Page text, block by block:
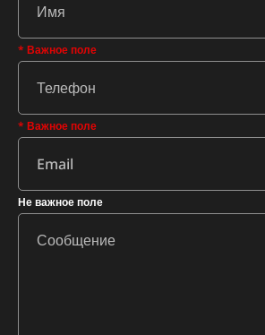
* Важное поле
* Важное поле
Не важное поле